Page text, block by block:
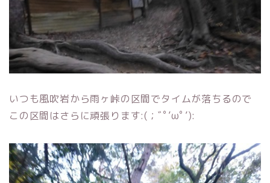
いつも風吹岩から雨ヶ峠の区間でタイムが落ちるので
この区間はさらに頑張ります:(；ﾞﾟ’ωﾟ’):